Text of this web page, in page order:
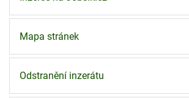
Mapa stránek
Odstranění inzerátu